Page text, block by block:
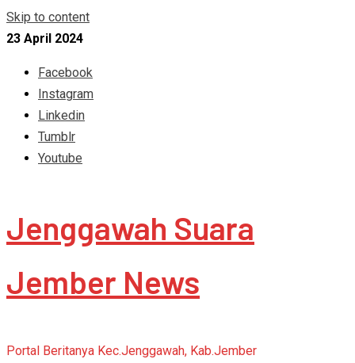
Skip to content
23 April 2024
Facebook
Instagram
Linkedin
Tumblr
Youtube
Jenggawah Suara
Jember News
Portal Beritanya Kec.Jenggawah, Kab.Jember